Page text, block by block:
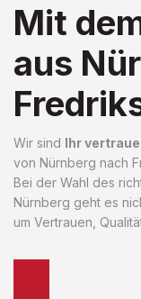
Mit
aus
Wir sind Ihr
von Nürnberg nach
Bei der Wahl des
Nürnberg geht es
um Vertrauen,